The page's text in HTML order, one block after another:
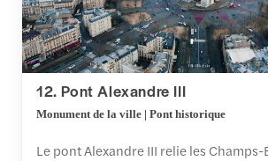
12. Pont Alexandre III
Monument de la ville | Pont historique
Le pont Alexandre III relie les Champs-